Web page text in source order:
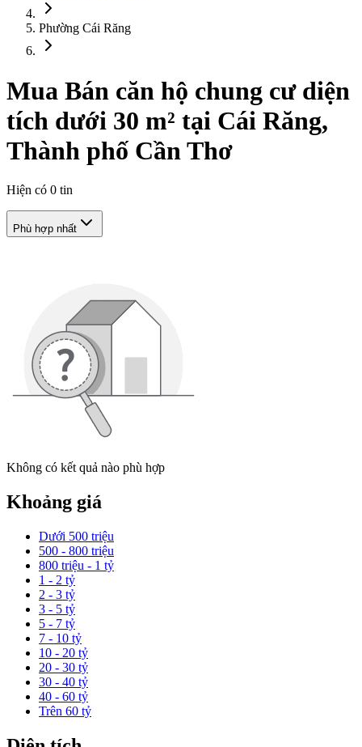
Phường Cái Răng
Mua Bán căn hộ chung cư diện
tích dưới 30 m² tại Cái Răng,
Thành phố Cần Thơ
Hiện có 0 tin
Phù hợp nhất
Không có kết quả nào phù hợp
Khoảng giá
Dưới 500 triệu
500 - 800 triệu
800 triệu - 1 tỷ
1 - 2 tỷ
2 - 3 tỷ
3 - 5 tỷ
5 - 7 tỷ
7 - 10 tỷ
10 - 20 tỷ
20 - 30 tỷ
30 - 40 tỷ
40 - 60 tỷ
Trên 60 tỷ